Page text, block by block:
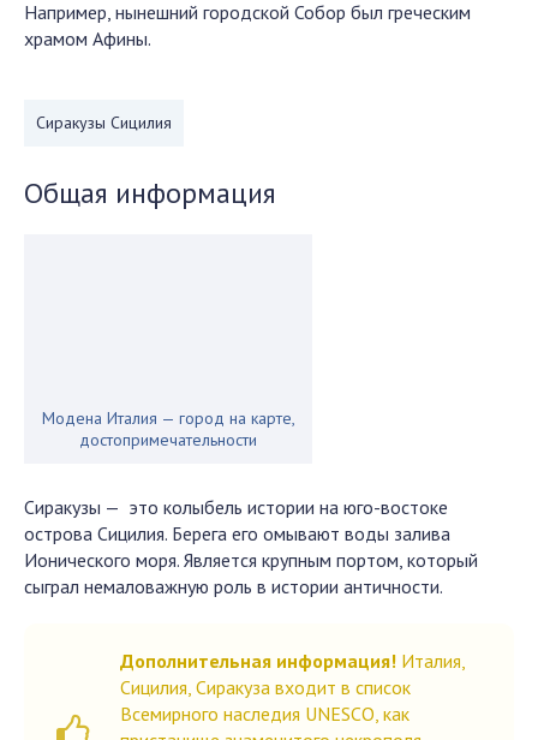
Например, нынешний городской Собор был греческим
храмом Афины.
Сиракузы Сицилия
Общая информация
Модена Италия — город на карте,
достопримечательности
Сиракузы — это колыбель истории на юго-востоке
острова Сицилия. Берега его омывают воды залива
Ионического моря. Является крупным портом, который
сыграл немаловажную роль в истории античности.
Дополнительная информация! Италия,
Сицилия, Сиракуза входит в список
Всемирного наследия UNESCO, как